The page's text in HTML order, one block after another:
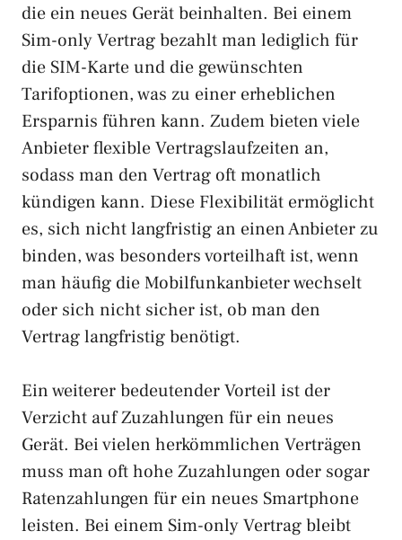
die ein neues Gerät beinhalten. Bei einem
Sim-only Vertrag bezahlt man lediglich für
die SIM-Karte und die gewünschten
Tarifoptionen, was zu einer erheblichen
Ersparnis führen kann. Zudem bieten viele
Anbieter flexible Vertragslaufzeiten an,
sodass man den Vertrag oft monatlich
kündigen kann. Diese Flexibilität ermöglicht
es, sich nicht langfristig an einen Anbieter zu
binden, was besonders vorteilhaft ist, wenn
man häufig die Mobilfunkanbieter wechselt
oder sich nicht sicher ist, ob man den
Vertrag langfristig benötigt.
Ein weiterer bedeutender Vorteil ist der
Verzicht auf Zuzahlungen für ein neues
Gerät. Bei vielen herkömmlichen Verträgen
muss man oft hohe Zuzahlungen oder sogar
Ratenzahlungen für ein neues Smartphone
leisten. Bei einem Sim-only Vertrag bleibt